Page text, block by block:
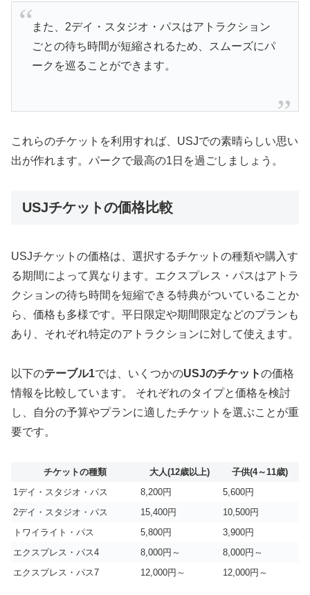
また、2デイ・スタジオ・パスはアトラクション
ごとの待ち時間が短縮されるため、スムーズにパ
ークを巡ることができます。
これらのチケットを利用すれば、USJでの素晴らしい思い
出が作れます。パークで最高の1日を過ごしましょう。
USJチケットの価格比較
USJチケットの価格は、選択するチケットの種類や購入す
る期間によって異なります。エクスプレス・パスはアトラ
クションの待ち時間を短縮できる特典がついていることか
ら、価格も多様です。平日限定や期間限定などのプランも
あり、それぞれ特定のアトラクションに対して使えます。
以下のテーブル1では、いくつかのUSJのチケットの価格
情報を比較しています。 それぞれのタイプと価格を検討
し、自分の予算やプランに適したチケットを選ぶことが重
要です。
チケットの種類 大人(12歳以上)
子供(4～11歳)
1デイ・スタジオ・パス
8,200円
5,600円
2デイ・スタジオ・パス
15,400円
10,500円
トワイライト・パス
5,800円
3,900円
エクスプレス・パス4
8,000円～
8,000円～
エクスプレス・パス7
12,000円～ 12,000円～